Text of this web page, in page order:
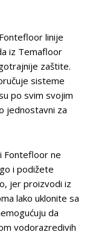
linije
iz Temafloor
zaštite.
sisteme
po svim svojim
jednostavni za
i Fontefloor ne
i podižete
jer proizvodi iz
lako uklonite sa
da
vodorazredivih